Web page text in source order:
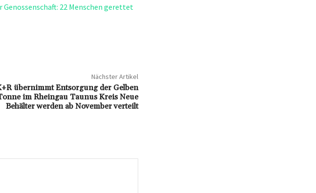
22 Menschen gerettet
Nächster Artikel
übernimmt Entsorgung der Gelben
im Rheingau Taunus Kreis Neue
Behälter werden ab November verteilt